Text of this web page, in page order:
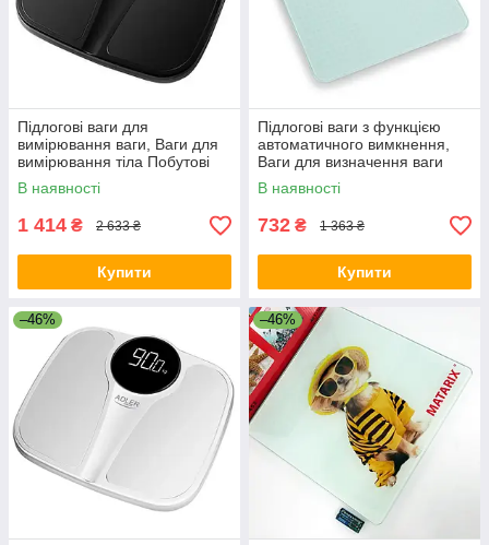
Підлогові ваги для
вимірювання ваги, Ваги для
вимірювання тіла Побутові
зважування тіла NH-71
В наявності
1 414 ₴ 2 633 ₴
Купити
Підлогові ваги з функцією
автоматичного вимкнення,
Ваги для визначення ваги
для вимірювання тіла JL-41
В наявності
732 ₴ 1 363 ₴
Купити
–46% –46%